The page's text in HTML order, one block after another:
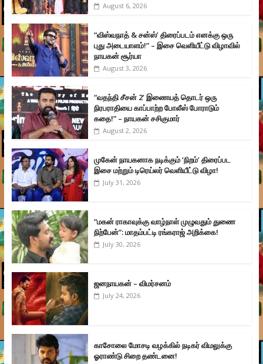
August 6, 2026
“விஸ்வநாத் & சன்ஸ்’ திரைப்படம் எனக்கு ஒரு
புது அடையாளம்!” – இசை வெளியீட்டு விழாவில்
நாயகன் சூர்யா
August 3, 2026
“வதந்தி சீசன் 2’ இணையத் தொடர் ஒரு
நிரபராதியை காப்பாற்ற போலீஸ் போராடும்
கதை!” – நாயகன் சசிகுமார்
August 2, 2026
முகேன் நாயகனாக நடிக்கும் ‘நிறம்’ திரைப்பட
இசை மற்றும் டிரெய்லர் வெளியீட்டு விழா!
July 31, 2026
“மகன் ராகாவுக்கு வாழ்நாள் முழுவதும் துணை
நிற்பேன்”: மாதம்பட்டி ரங்கராஜ் அறிக்கை!
July 30, 2026
ஜனநாயகன் – விமர்சனம்
July 24, 2026
காசோலை மோசடி வழக்கில் நடிகர் விமலுக்கு
ஓராண்டு சிறை தண்டனை!